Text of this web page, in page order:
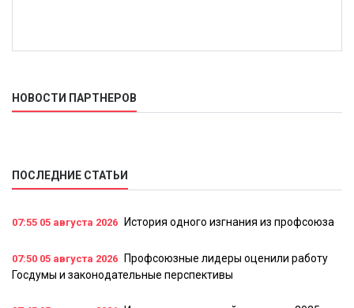
НОВОСТИ ПАРТНЕРОВ
ПОСЛЕДНИЕ СТАТЬИ
07:55 05 августа 2026 История одного изгнания из профсоюза
07:50 05 августа 2026
Профсоюзные лидеры оценили работу
Госдумы и законодательные перспективы